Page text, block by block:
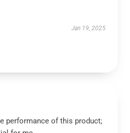
Jan 19, 2025
performance of this product;